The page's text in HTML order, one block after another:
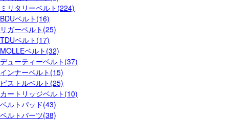
ミリタリーベルト(224)
BDUベルト(16)
リガーベルト(25)
TDUベルト(17)
MOLLEベルト(32)
デューティーベルト(37)
インナーベルト(15)
ピストルベルト(25)
カートリッジベルト(10)
ベルトパッド(43)
ベルトパーツ(38)